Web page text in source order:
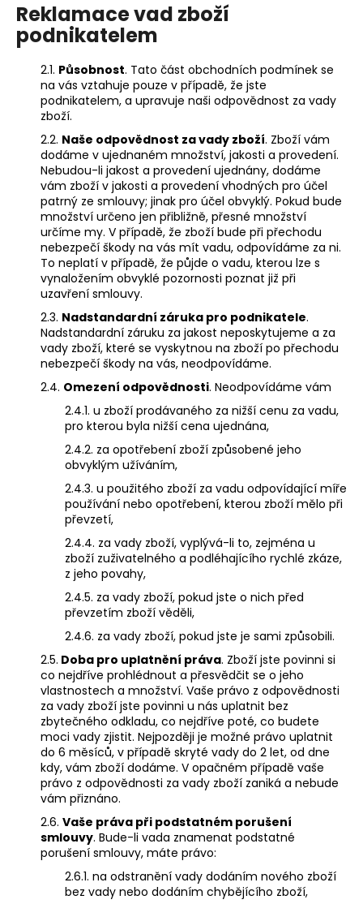
Reklamace vad zboží
podnikatelem
2.1. Působnost. Tato část obchodních podmínek se
na vás vztahuje pouze v případě, že jste
podnikatelem, a upravuje naši odpovědnost za vady
zboží.
2.2. Naše odpovědnost za vady zboží. Zboží vám
dodáme v ujednaném množství, jakosti a provedení.
Nebudou-li jakost a provedení ujednány, dodáme
vám zboží v jakosti a provedení vhodných pro účel
patrný ze smlouvy; jinak pro účel obvyklý. Pokud bude
množství určeno jen přibližně, přesné množství
určíme my. V případě, že zboží bude při přechodu
nebezpečí škody na vás mít vadu, odpovídáme za ni.
To neplatí v případě, že půjde o vadu, kterou lze s
vynaložením obvyklé pozornosti poznat již při
uzavření smlouvy.
2.3. Nadstandardní záruka pro podnikatele.
Nadstandardní záruku za jakost neposkytujeme a za
vady zboží, které se vyskytnou na zboží po přechodu
nebezpečí škody na vás, neodpovídáme.
2.4. Omezení odpovědnosti. Neodpovídáme vám
2.4.1. u zboží prodávaného za nižší cenu za vadu,
pro kterou byla nižší cena ujednána,
2.4.2. za opotřebení zboží způsobené jeho
obvyklým užíváním,
2.4.3. u použitého zboží za vadu odpovídající míře
používání nebo opotřebení, kterou zboží mělo při
převzetí,
2.4.4. za vady zboží, vyplývá-li to, zejména u
zboží zuživatelného a podléhajícího rychlé zkáze,
z jeho povahy,
2.4.5. za vady zboží, pokud jste o nich před
převzetím zboží věděli,
2.4.6. za vady zboží, pokud jste je sami způsobili.
2.5. Doba pro uplatnění práva. Zboží jste povinni si
co nejdříve prohlédnout a přesvědčit se o jeho
vlastnostech a množství. Vaše právo z odpovědnosti
za vady zboží jste povinni u nás uplatnit bez
zbytečného odkladu, co nejdříve poté, co budete
moci vady zjistit. Nejpozději je možné právo uplatnit
do 6 měsíců, v případě skryté vady do 2 let, od dne
kdy, vám zboží dodáme. V opačném případě vaše
právo z odpovědnosti za vady zboží zaniká a nebude
vám přiznáno.
2.6. Vaše práva při podstatném porušení
smlouvy. Bude-li vada znamenat podstatné
porušení smlouvy, máte právo:
2.6.1. na odstranění vady dodáním nového zboží
bez vady nebo dodáním chybějícího zboží,